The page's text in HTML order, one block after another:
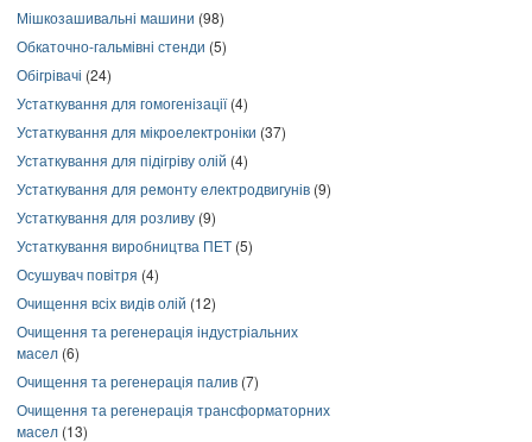
Мішкозашивальні машини (98)
Обкаточно-гальмівні стенди (5)
Обігрівачі (24)
Устаткування для гомогенізації(4)
Устаткування для мікроелектроніки (37)
Устаткування для підігріву олій (4)
Устаткування для ремонту електродвигунів (9)
Устаткування для розливу (9)
Устаткування виробництва ПЕТ (5)
Осушувач повітря (4)
Очищення всіх видів олій (12)
Очищення та регенерація індустріальних
масел (6)
Очищення та регенерація палив (7)
Очищення та регенерація трансформаторних
масел (13)